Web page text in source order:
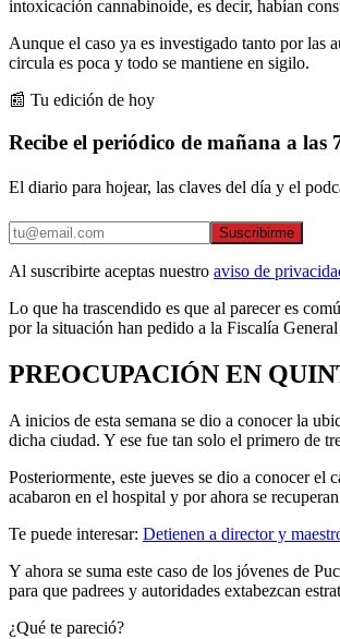
intoxicación cannabinoide, es decir, habían
Aunque el caso ya es investigado tanto por las
circula es poca y todo se mantiene en sigilo.
📰 Tu edición de hoy
Recibe el periódico de mañana a las
El diario para hojear, las claves del día y el
Suscribirme
Al suscribirte aceptas nuestro aviso de
Lo que ha trascendido es que al parecer es
por la situación han pedido a la Fiscalía
PREOCUPACIÓN EN
A inicios de esta semana se dio a conocer la
dicha ciudad. Y ese fue tan solo el primero de
Posteriormente, este jueves se dio a conocer el
acabaron en el hospital y por ahora se
Te puede interesar: Detienen a director y
Y ahora se suma este caso de los jóvenes de
para que padrees y autoridades extabezcan
¿Qué te pareció?